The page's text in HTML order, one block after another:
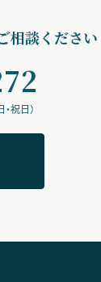
相談ください
祝日）